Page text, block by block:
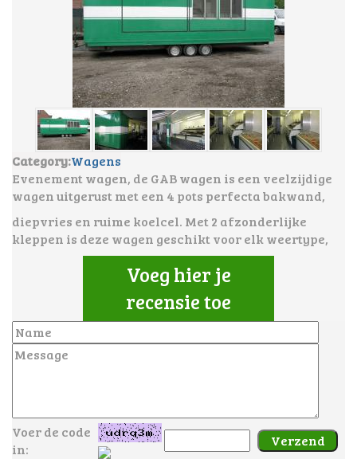
Category:Wagens
Evenement wagen, de GAB wagen is een veelzijdige
wagen uitgerust met een 4 pots perfecta bakwand,
diepvries en ruime koelcel. Met 2 afzonderlijke
kleppen is deze wagen geschikt voor elk weertype,
Voeg hier je
recensie toe
Voer de code
in: